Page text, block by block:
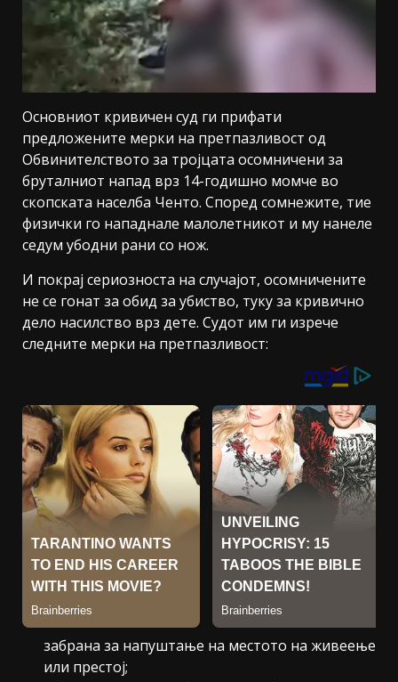
Основниот кривичен суд ги прифати
предложените мерки на претпазливост од
Обвинителството за тројцата осомничени за
бруталниот напад врз 14-годишно момче во
скопската населба Ченто. Според сомнежите, тие
физички го нападнале малолетникот и му нанеле
седум убодни рани со нож.
И покрај сериозноста на случајот, осомничените
не се гонат за обид за убиство, туку за кривично
дело насилство врз дете. Судот им ги изрече
следните мерки на претпазливост:
забрана за напуштање на местото на живеење
или престој;